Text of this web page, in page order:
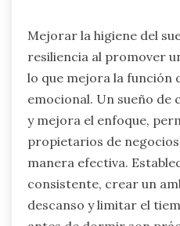
Mejorar la higiene del
resiliencia al promover
lo que mejora la función
emocional. Un sueño de
y mejora el enfoque,
propietarios de
manera efectiva.
consistente, crear un
descanso y limitar el